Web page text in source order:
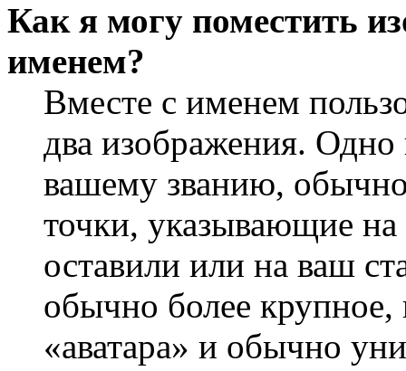
Как я могу поместить
именем?
Вместе с именем
два изображения.
вашему званию, обычно
точки, указывающие
оставили или на ваш
обычно более крупное,
«аватара» и обычно